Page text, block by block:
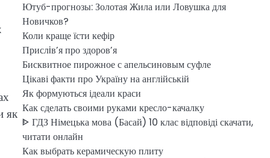
як
Ютуб-прогнозы: Золотая Жила или Ловушка для
Новичков?
Коли краще їсти кефір
Прислiв’я про здоров’я
Бисквитное пирожное с апельсиновым суфле
Цікаві факти про Україну на англійській
Як формуються ідеали краси
Как сделать своими руками кресло-качалку
ᐈ ГДЗ Німецька мова (Басай) 10 клас відповіді скачати,
читати онлайн
Как выбрать керамическую плиту